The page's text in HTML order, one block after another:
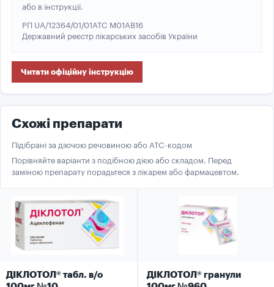
або в інструкції.
РП UA/12364/01/01ATC M01AB16
Державний реєстр лікарських засобів України
Читати офіційну інструкцію
Схожі препарати
Підібрані за діючою речовиною або ATC-кодом
Порівняйте варіанти з подібною дією або складом. Перед
заміною препарату порадьтеся з лікарем або фармацевтом.
ДІКЛОТОЛ® табл. в/о
ДІКЛОТОЛ® гранули